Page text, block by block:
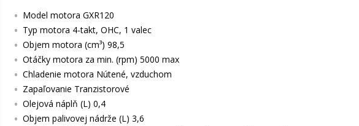
Model motora GXR120
Typ motora 4-takt, OHC, 1 valec
Objem motora (cm³) 98,5
Otáčky motora za min. (rpm) 5000 max
Chladenie motora Nútené, vzduchom
Zapaľovanie Tranzistorové
Olejová náplň (L) 0,4
Objem palivovej nádrže (L) 3,6